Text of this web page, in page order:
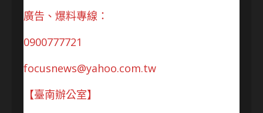
廣告、爆料專線：
0900777721
focusnews@yahoo.com.tw
【臺南辦公室】